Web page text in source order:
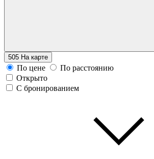
505 На карте
По цене
По расстоянию
Открыто
С бронированием